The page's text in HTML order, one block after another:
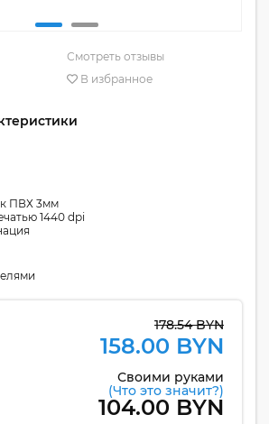
Смотреть отзывы
В избранное
ПВХ 3мм
1440 dpi
178.54 BYN
158.00 BYN
Своими руками
(Что это значит?)
104.00 BYN